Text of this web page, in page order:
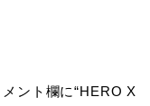
ント欄に“HERO X